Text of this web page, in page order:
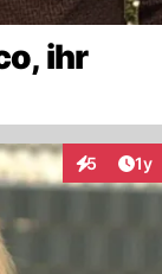
ihr
5 1y